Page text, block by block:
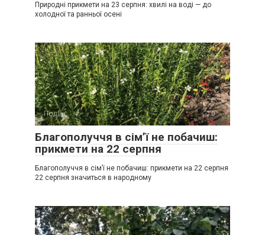
Природні прикмети на 23 серпня: хвилі на воді — до
холодної та ранньої осені
Події 0
Благополуччя в сім’ї не побачиш:
прикмети на 22 серпня
Благополуччя в сім’ї не побачиш: прикмети на 22 серпня
22 серпня значиться в народному